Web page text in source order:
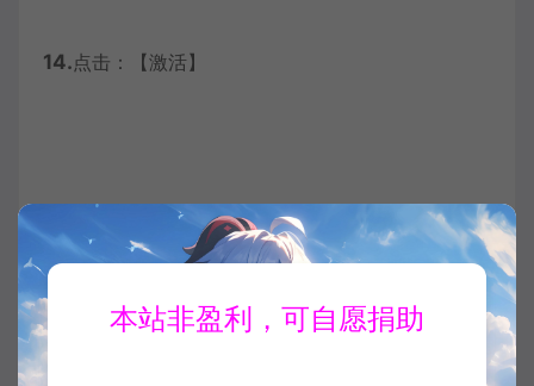
14.点击：【激活】
本站非盈利，可自愿捐助